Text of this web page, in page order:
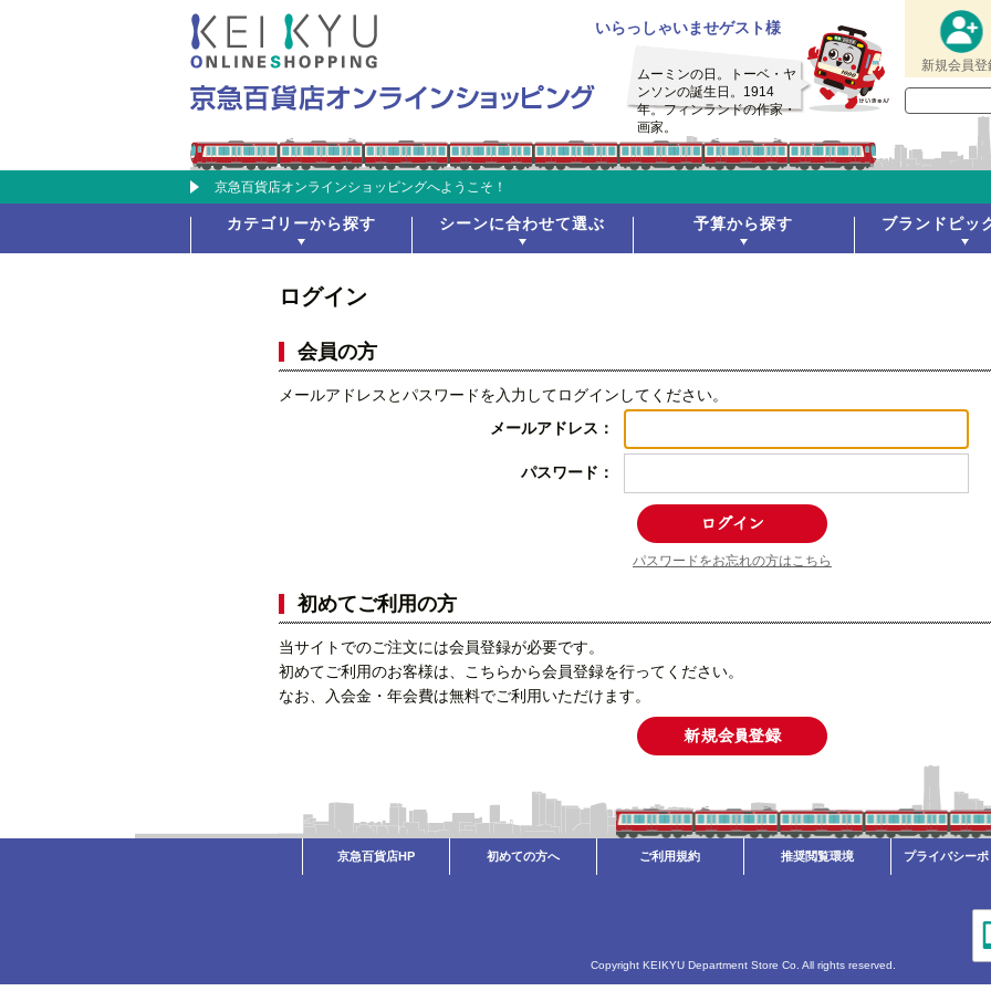
いらっしゃいませゲスト様
ムーミンの日。トーベ・ヤ
ンソンの誕生日。1914
年。フィンランドの作家・
画家。
新規会員登
京急百貨店オンラインショッピングへようこそ！
カテゴリーから探す シーンに合わせて選ぶ 予算から探す ブランドピッ
ログイン
会員の方
メールアドレスとパスワードを入力してログインしてください。
メールアドレス：
パスワード：
パスワードをお忘れの方はこちら
初めてご利用の方
当サイトでのご注文には会員登録が必要です。
初めてご利用のお客様は、こちらから会員登録を行ってください。
なお、入会金・年会費は無料でご利用いただけます。
京急百貨店HP 初めての方へ ご利用規約 推奨閲覧環境 プライバシー
Copyright KEIKYU Department Store Co. All rights reserved.